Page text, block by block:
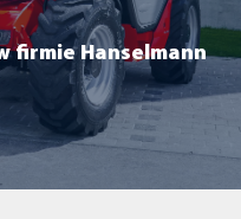
firmie Hanselmann